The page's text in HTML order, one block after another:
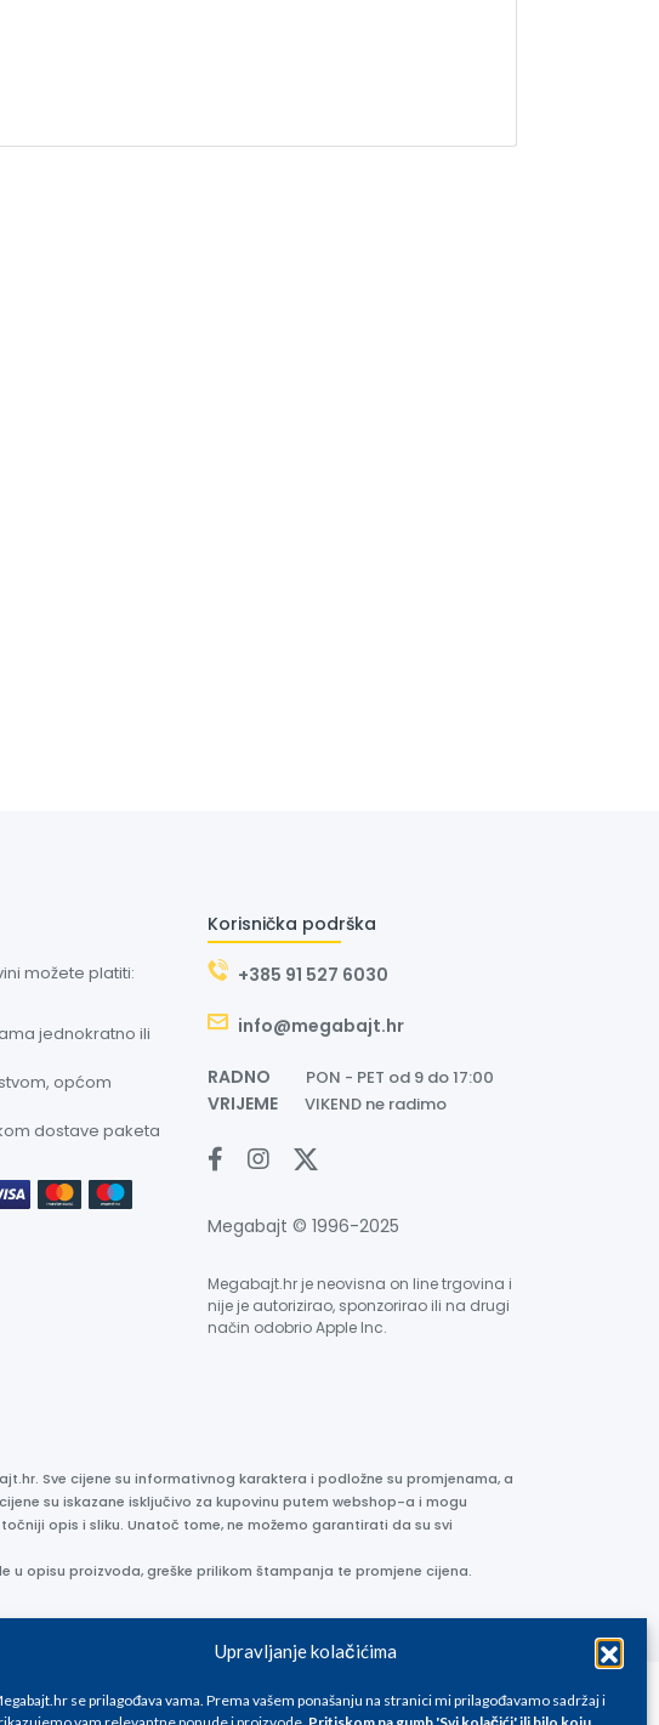
Upravljanje kolačićima
se prilagođava vama. Prema vašem ponašanju na stranici mi prilagođavamo sadržaj i
možete platiti:
jednokratno ili
općom
dostave paketa
Korisnička podrška
+385 91 527 6030
info@megabajt.hr
RADNO PON - PET od 9 do 17:00
VRIJEME VIKEND ne radimo
Megabajt © 1996-2025
Megabajt.hr je neovisna on line trgovina i
nije je autorizirao, sponzorirao ili na drugi
način odobrio Apple Inc.
Sve cijene su informativnog karaktera i podložne su promjenama, a
su iskazane isključivo za kupovinu putem webshop-a i mogu
opis i sliku. Unatoč tome, ne možemo garantirati da su svi
opisu proizvoda, greške prilikom štampanja te promjene cijena.